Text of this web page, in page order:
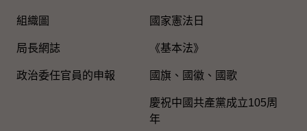
組織圖​
局長網誌
政治委任官員的申報
國家憲法日
《基本法》
國旗、國徽、國歌
慶祝中國共產黨成立105周
年